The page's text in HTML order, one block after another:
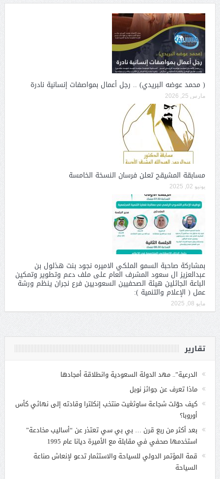
( محمد عوضه البريدي) .. رجل أعمال بمواصفات إنسانية نادرة
مارس 25, 2026
مسابقة المشيقح تعلن فرسان النسخة الخامسة
يونيو 02, 2025
بمشاركة صاحبة السمو الملكي الاميره نجود بنت هذلول بن
عبدالعزيز ال سعود المشرف العام على ملف دعم وتطوير وتمكين
الباعة الجائلين هيئة الصحفيين السعوديين فرع نجران ينظم ورشة
عمل ( الإعلام والتنمية ):
مايو 08, 2025
تقارير
الدرعية”.. مهد الدولة السعودية وانطلاقة أمجادها
ماذا تعرف عن جوائز نوبل
كيف حوّلت شجاعة ساوثغيت منتخب إنكلترا وقادته إلى نهائي كأس
أوروبا؟
بعد أكثر من ربع قرن … بي بي سي تعتذر عن “أساليب مخادعة”
استخدمها صحفي في مقابلة مع الأميرة ديانا عام 1995
قمة المؤتمر الدولي للسياحة والاستثمار تدعو لإنعاش صناعة
السياحة